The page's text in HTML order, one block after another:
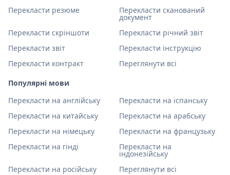
Перекласти резюме Перекласти сканований
документ
Перекласти скріншоти
Перекласти річний звіт
Перекласти звіт
Перекласти інструкцію
Перекласти контракт
Переглянути всі
Популярні мови
Перекласти на англійську
Перекласти на іспанську
Перекласти на китайську
Перекласти на арабську
Перекласти на німецьку
Перекласти на французьку
Перекласти на гінді
Перекласти на
індонезійську
Перекласти на російську
Переглянути всі